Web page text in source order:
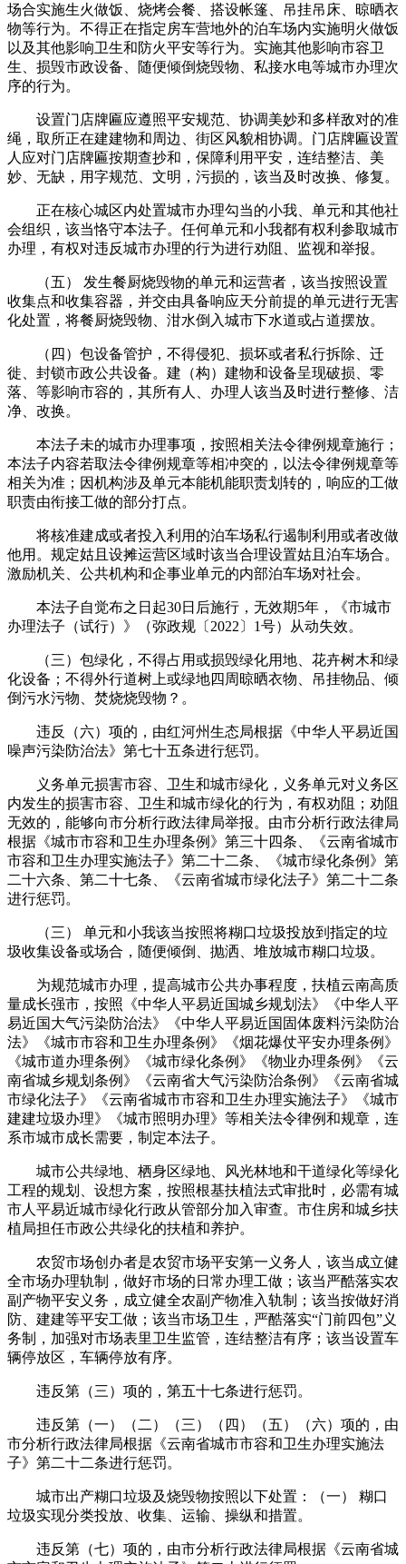
场合实施生火做饭、烧烤会餐、搭设帐篷、吊挂吊床、晾晒衣
物等行为。不得正在指定房车营地外的泊车场内实施明火做饭
以及其他影响卫生和防火平安等行为。实施其他影响市容卫
生、损毁市政设备、随便倾倒烧毁物、私接水电等城市办理次
序的行为。
设置门店牌匾应遵照平安规范、协调美妙和多样敌对的准
绳，取所正在建建物和周边、街区风貌相协调。门店牌匾设置
人应对门店牌匾按期查抄和，保障利用平安，连结整洁、美
妙、无缺，用字规范、文明，污损的，该当及时改换、修复。
正在核心城区内处置城市办理勾当的小我、单元和其他社
会组织，该当恪守本法子。任何单元和小我都有权利参取城市
办理，有权对违反城市办理的行为进行劝阻、监视和举报。
（五） 发生餐厨烧毁物的单元和运营者，该当按照设置
收集点和收集容器，并交由具备响应天分前提的单元进行无害
化处置，将餐厨烧毁物、泔水倒入城市下水道或占道摆放。
（四）包设备管护，不得侵犯、损坏或者私行拆除、迁
徙、封锁市政公共设备。建（构）建物和设备呈现破损、零
落、等影响市容的，其所有人、办理人该当及时进行整修、洁
净、改换。
本法子未的城市办理事项，按照相关法令律例规章施行；
本法子内容若取法令律例规章等相冲突的，以法令律例规章等
相关为准；因机构涉及单元本能机能职责划转的，响应的工做
职责由衔接工做的部分打点。
将核准建成或者投入利用的泊车场私行遏制利用或者改做
他用。规定姑且设摊运营区域时该当合理设置姑且泊车场合。
激励机关、公共机构和企事业单元的内部泊车场对社会。
本法子自觉布之日起30日后施行，无效期5年，《市城市
办理法子（试行）》（弥政规〔2022〕1号）从动失效。
（三）包绿化，不得占用或损毁绿化用地、花卉树木和绿
化设备；不得外行道树上或绿地四周晾晒衣物、吊挂物品、倾
倒污水污物、焚烧烧毁物？。
违反（六）项的，由红河州生态局根据《中华人平易近国
噪声污染防治法》第七十五条进行惩罚。
义务单元损害市容、卫生和城市绿化，义务单元对义务区
内发生的损害市容、卫生和城市绿化的行为，有权劝阻；劝阻
无效的，能够向市分析行政法律局举报。由市分析行政法律局
根据《城市市容和卫生办理条例》第三十四条、《云南省城市
市容和卫生办理实施法子》第二十二条、《城市绿化条例》第
二十六条、第二十七条、《云南省城市绿化法子》第二十二条
进行惩罚。
（三） 单元和小我该当按照将糊口垃圾投放到指定的垃
圾收集设备或场合，随便倾倒、抛洒、堆放城市糊口垃圾。
为规范城市办理，提高城市公共办事程度，扶植云南高质
量成长强市，按照《中华人平易近国城乡规划法》《中华人平
易近国大气污染防治法》《中华人平易近国固体废料污染防治
法》《城市市容和卫生办理条例》《烟花爆仗平安办理条例》
《城市道办理条例》《城市绿化条例》《物业办理条例》《云
南省城乡规划条例》《云南省大气污染防治条例》《云南省城
市绿化法子》《云南省城市市容和卫生办理实施法子》《城市
建建垃圾办理》《城市照明办理》等相关法令律例和规章，连
系市城市成长需要，制定本法子。
城市公共绿地、栖身区绿地、风光林地和干道绿化等绿化
工程的规划、设想方案，按照根基扶植法式审批时，必需有城
市人平易近城市绿化行政从管部分加入审查。市住房和城乡扶
植局担任市政公共绿化的扶植和养护。
农贸市场创办者是农贸市场平安第一义务人，该当成立健
全市场办理轨制，做好市场的日常办理工做；该当严酷落实农
副产物平安义务，成立健全农副产物准入轨制；该当按做好消
防、建建等平安工做；该当市场卫生，严酷落实“门前四包”义
务制，加强对市场表里卫生监管，连结整洁有序；该当设置车
辆停放区，车辆停放有序。
违反第（三）项的，第五十七条进行惩罚。
违反第（一）（二）（三）（四）（五）（六）项的，由
市分析行政法律局根据《云南省城市市容和卫生办理实施法
子》第二十二条进行惩罚。
城市出产糊口垃圾及烧毁物按照以下处置：（一） 糊口
垃圾实现分类投放、收集、运输、操纵和措置。
违反第（七）项的，由市分析行政法律局根据《云南省城